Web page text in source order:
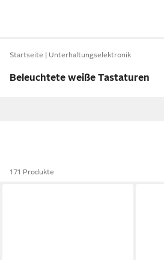
Startseite Unterhaltungselektronik
Beleuchtete weiße Tastaturen
171 Produkte